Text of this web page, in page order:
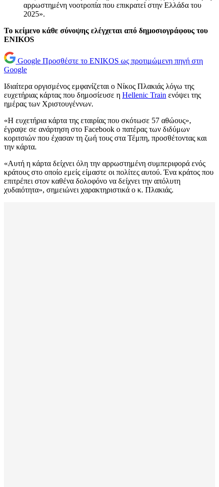
αρρωστημένη νοοτροπία που επικρατεί στην Ελλάδα του
2025».
Το κείμενο κάθε σύνοψης ελέγχεται από δημοσιογράφους του
ENIKOS
Google Προσθέστε το ENIKOS ως προτιμώμενη πηγή στη
Google
Ιδιαίτερα οργισμένος εμφανίζεται ο Νίκος Πλακιάς λόγω της
ευχετήριας κάρτας που δημοσίευσε η Hellenic Train ενόψει της
ημέρας των Χριστουγέννων.
«Η ευχετήρια κάρτα της εταιρίας που σκότωσε 57 αθώους»,
έγραψε σε ανάρτηση στο Facebook ο πατέρας των διδύμων
κοριτσιών που έχασαν τη ζωή τους στα Τέμπη, προσθέτοντας και
την κάρτα.
«Αυτή η κάρτα δείχνει όλη την αρρωστημένη συμπεριφορά ενός
κράτους στο οποίο εμείς είμαστε οι πολίτες αυτού. Ένα κράτος που
επιτρέπει στον καθένα δολοφόνο να δείχνει την απόλυτη
χυδαιότητα», σημειώνει χαρακτηριστικά ο κ. Πλακιάς.